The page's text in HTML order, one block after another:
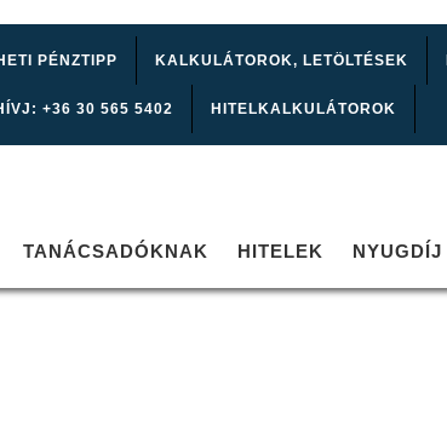
PÉNZTIPP KALKULÁTOROK, LETÖLTÉSEK
+36 30 565 5402 HITELKALKULÁTOROK
TANÁCSADÓKNAK HITELEK NYUGDÍJ